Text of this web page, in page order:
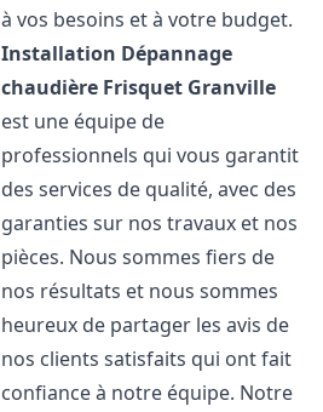
à vos besoins et à votre budget.
Installation Dépannage
chaudière Frisquet Granville
est une équipe de
professionnels qui vous garantit
des services de qualité, avec des
garanties sur nos travaux et nos
pièces. Nous sommes fiers de
nos résultats et nous sommes
heureux de partager les avis de
nos clients satisfaits qui ont fait
confiance à notre équipe. Notre